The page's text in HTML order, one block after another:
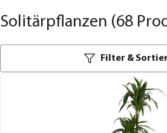
Solitärpflanzen (68
Filter &